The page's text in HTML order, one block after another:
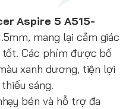
Aspire 5 A515-
mang lại cảm giác
tốt. Các phím được bố
xanh dương, tiện lợi
sáng.
bén và hỗ trợ đa